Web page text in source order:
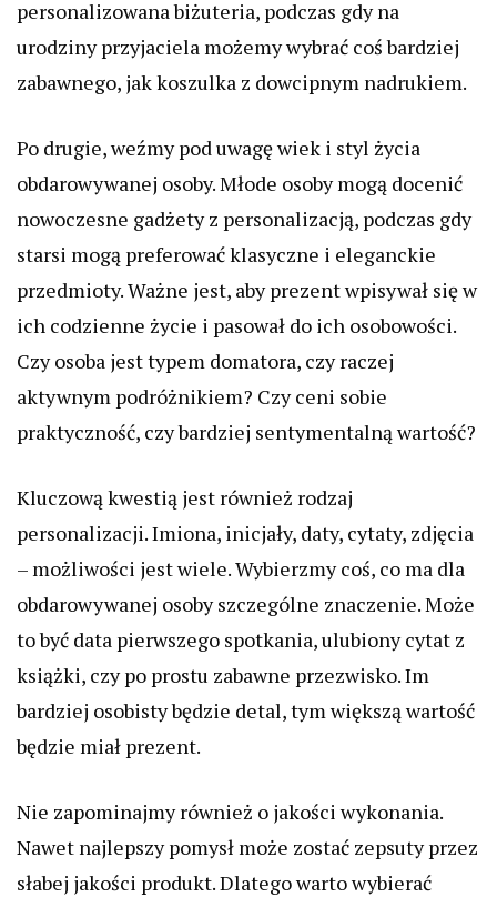
personalizowana biżuteria, podczas gdy na
urodziny przyjaciela możemy wybrać coś bardziej
zabawnego, jak koszulka z dowcipnym nadrukiem.
Po drugie, weźmy pod uwagę wiek i styl życia
obdarowywanej osoby. Młode osoby mogą docenić
nowoczesne gadżety z personalizacją, podczas gdy
starsi mogą preferować klasyczne i eleganckie
przedmioty. Ważne jest, aby prezent wpisywał się w
ich codzienne życie i pasował do ich osobowości.
Czy osoba jest typem domatora, czy raczej
aktywnym podróżnikiem? Czy ceni sobie
praktyczność, czy bardziej sentymentalną wartość?
Kluczową kwestią jest również rodzaj
personalizacji. Imiona, inicjały, daty, cytaty, zdjęcia
– możliwości jest wiele. Wybierzmy coś, co ma dla
obdarowywanej osoby szczególne znaczenie. Może
to być data pierwszego spotkania, ulubiony cytat z
książki, czy po prostu zabawne przezwisko. Im
bardziej osobisty będzie detal, tym większą wartość
będzie miał prezent.
Nie zapominajmy również o jakości wykonania.
Nawet najlepszy pomysł może zostać zepsuty przez
słabej jakości produkt. Dlatego warto wybierać